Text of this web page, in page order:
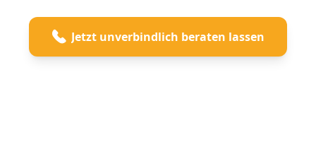
Jetzt unverbindlich beraten lassen